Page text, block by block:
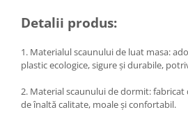
Detalii produs:
1. Materialul scaunului de luat masa:
plastic ecologice, sigure și durabile,
2. Material scaunului de dormit:
de înaltă calitate, moale și confortabil.